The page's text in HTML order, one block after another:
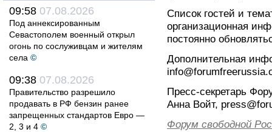
09:58 07.08.2026
Под аннексированным
Севастополем военный открыл
огонь по сослуживцам и жителям
села ©
09:38 07.08.2026
Правительство разрешило
продавать в РФ бензин ранее
запрещенных стандартов Евро —
2, 3 и 4 ©
Список гостей и
организационная
постоянно
Дополнительная
Пресс-секретарь
Анна Войт,
Форум свободной